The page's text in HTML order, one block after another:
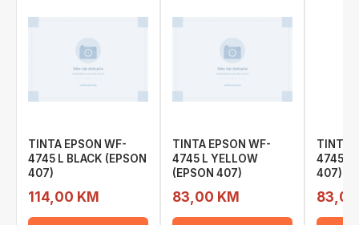
TINTA EPSON WF-
4745 L BLACK (EPSON
407)
114,00 KM
TINTA EPSON WF-
4745 L YELLOW
(EPSON 407)
83,00 KM
TINTA
4745 L
407)